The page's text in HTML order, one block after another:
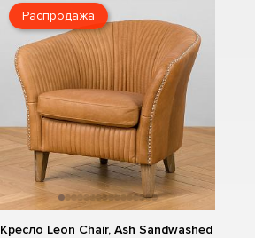
Распродажа
Кресло Leon Chair, Ash Sandwashed